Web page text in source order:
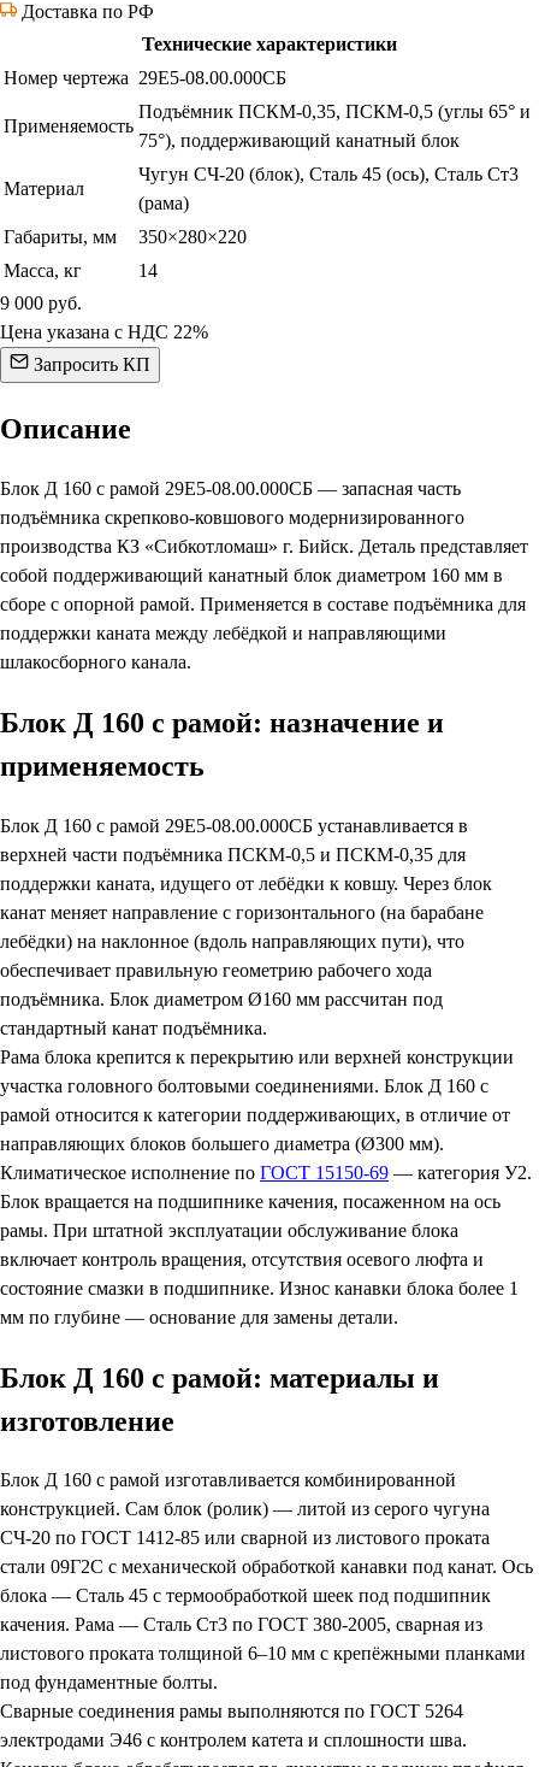
Доставка по РФ
Технические характеристики
Номер чертежа 29Е5-08.00.000СБ
Применяемость
Подъёмник ПСКМ-0,35, ПСКМ-0,5 (углы 65° и
75°), поддерживающий канатный блок
Материал
Чугун СЧ-20 (блок), Сталь 45 (ось), Сталь Ст3
(рама)
Габариты, мм
350×280×220
Масса, кг
14
9 000 руб.
Цена указана с НДС 22%
Запросить КП
Описание
Блок Д 160 с рамой 29Е5-08.00.000СБ — запасная часть
подъёмника скрепково-ковшового модернизированного
производства КЗ «Сибкотломаш» г. Бийск. Деталь представляет
собой поддерживающий канатный блок диаметром 160 мм в
сборе с опорной рамой. Применяется в составе подъёмника для
поддержки каната между лебёдкой и направляющими
шлакосборного канала.
Блок Д 160 с рамой: назначение и
применяемость
Блок Д 160 с рамой 29Е5-08.00.000СБ устанавливается в
верхней части подъёмника ПСКМ-0,5 и ПСКМ-0,35 для
поддержки каната, идущего от лебёдки к ковшу. Через блок
канат меняет направление с горизонтального (на барабане
лебёдки) на наклонное (вдоль направляющих пути), что
обеспечивает правильную геометрию рабочего хода
подъёмника. Блок диаметром Ø160 мм рассчитан под
стандартный канат подъёмника.
Рама блока крепится к перекрытию или верхней конструкции
участка головного болтовыми соединениями. Блок Д 160 с
рамой относится к категории поддерживающих, в отличие от
направляющих блоков большего диаметра (Ø300 мм).
Климатическое исполнение по ГОСТ 15150-69 — категория У2.
Блок вращается на подшипнике качения, посаженном на ось
рамы. При штатной эксплуатации обслуживание блока
включает контроль вращения, отсутствия осевого люфта и
состояние смазки в подшипнике. Износ канавки блока более 1
мм по глубине — основание для замены детали.
Блок Д 160 с рамой: материалы и
изготовление
Блок Д 160 с рамой изготавливается комбинированной
конструкцией. Сам блок (ролик) — литой из серого чугуна
СЧ-20 по ГОСТ 1412-85 или сварной из листового проката
стали 09Г2С с механической обработкой канавки под канат. Ось
блока — Сталь 45 с термообработкой шеек под подшипник
качения. Рама — Сталь Ст3 по ГОСТ 380-2005, сварная из
листового проката толщиной 6–10 мм с крепёжными планками
под фундаментные болты.
Сварные соединения рамы выполняются по ГОСТ 5264
электродами Э46 с контролем катета и сплошности шва.